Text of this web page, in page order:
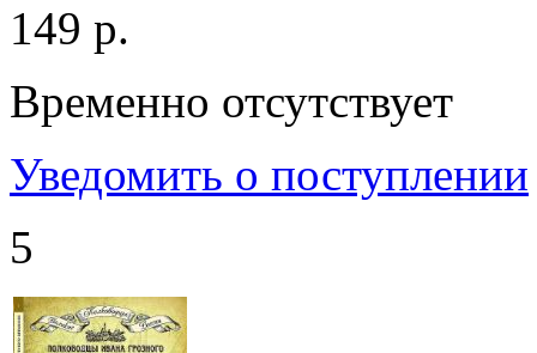
149 р.
Временно отсутствует
Уведомить о поступлении
5